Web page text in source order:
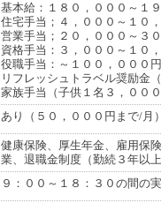
基本給：１８０，０００～１
住宅手当；４，０００～１０
営業手当；２０，０００～３
資格手当：３，０００～１０
役職手当：～１００，０００円
リフレッシュトラベル奨励金
家族手当（子供１名３，００
あり（５０，０００円まで/月）
健康保険、厚生年金、雇用保
業、退職金制度（勤続３年以
９：００～１８：３０の間の